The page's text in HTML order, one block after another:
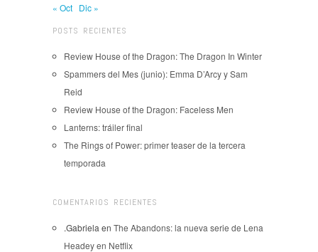
« Oct Dic »
POSTS RECIENTES
Review House of the Dragon: The Dragon In Winter
Spammers del Mes (junio): Emma D’Arcy y Sam
Reid
Review House of the Dragon: Faceless Men
Lanterns: tráiler final
The Rings of Power: primer teaser de la tercera
temporada
COMENTARIOS RECIENTES
.Gabriela en The Abandons: la nueva serie de Lena
Headey en Netflix